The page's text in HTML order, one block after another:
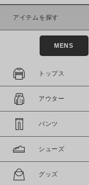
商品タイプ
通常商品
在庫
在庫あり
アイテムを探す
MENS
トップス
アウター
パンツ
シューズ
グッズ